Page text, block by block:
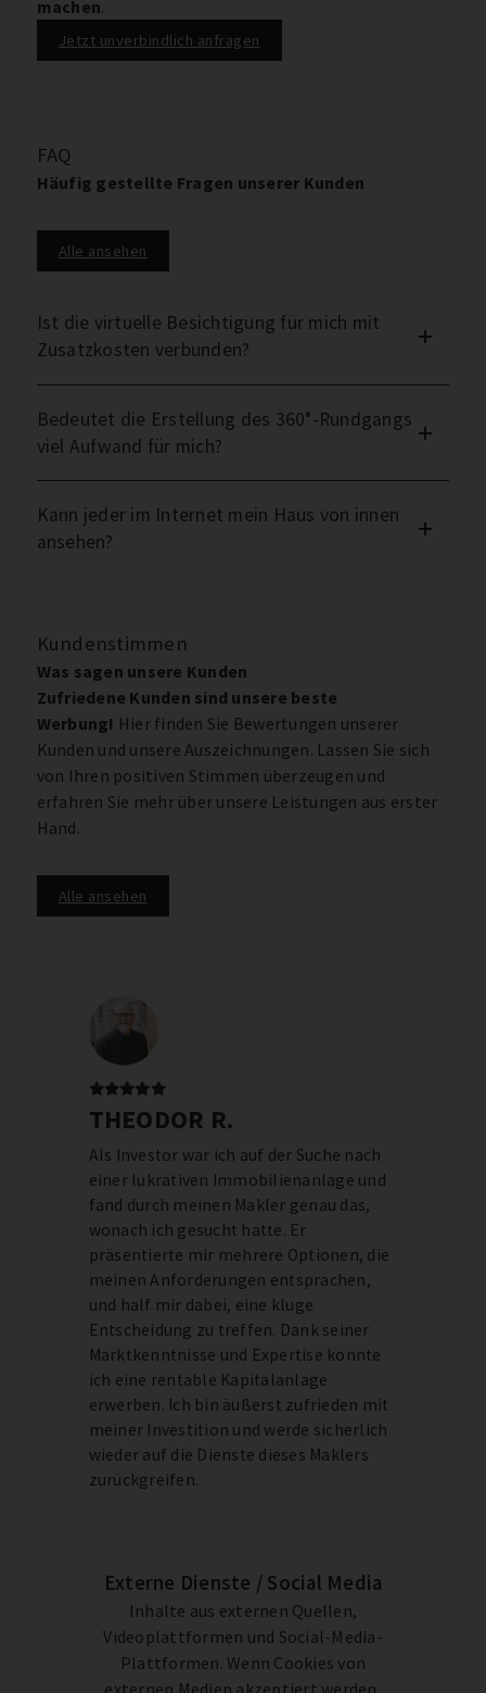
machen.
Jetzt unverbindlich anfragen
FAQ
Häufig gestellte Fragen unserer Kunden
Alle ansehen
Ist die virtuelle Besichtigung für mich mit
Zusatzkosten verbunden?
Bedeutet die Erstellung des 360°-Rundgangs
viel Aufwand für mich?
Kann jeder im Internet mein Haus von innen
ansehen?
Kundenstimmen
Was sagen unsere Kunden
Zufriedene Kunden sind unsere beste
Werbung! Hier finden Sie Bewertungen unserer
Kunden und unsere Auszeichnungen. Lassen Sie sich
von Ihren positiven Stimmen überzeugen und
erfahren Sie mehr über unsere Leistungen aus erster
Hand.
Alle ansehen
THEODOR R.
Als Investor war ich auf der Suche nach
einer lukrativen Immobilienanlage und
fand durch meinen Makler genau das,
wonach ich gesucht hatte. Er
präsentierte mir mehrere Optionen, die
meinen Anforderungen entsprachen,
und half mir dabei, eine kluge
Entscheidung zu treffen. Dank seiner
Marktkenntnisse und Expertise konnte
ich eine rentable Kapitalanlage
erwerben. Ich bin äußerst zufrieden mit
meiner Investition und werde sicherlich
wieder auf die Dienste dieses Maklers
zurückgreifen.
Externe Dienste / Social Media
Inhalte aus externen Quellen,
Videoplattformen und Social-Media-
Plattformen. Wenn Cookies von
externen Medien akzeptiert werden,